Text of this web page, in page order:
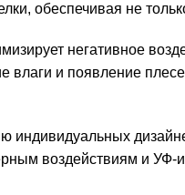
обеспечивая не
негативное
влаги и появление
индивидуальных
воздействиям и УФ-